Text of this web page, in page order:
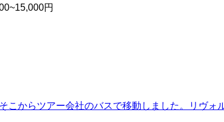
円
からツアー会社のバスで移動しました。リヴ